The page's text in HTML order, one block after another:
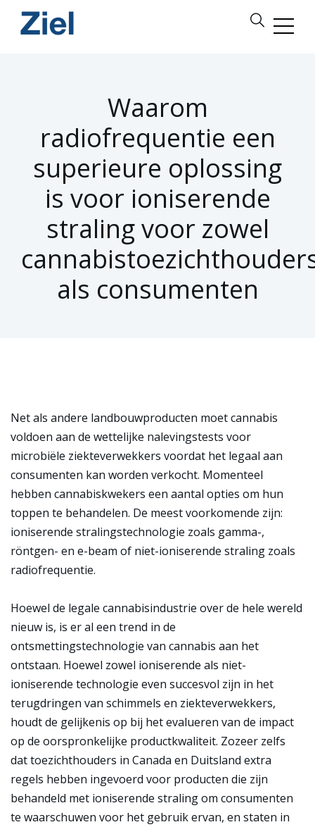
Waarom
radiofrequentie een
superieure oplossing
is voor ioniserende
straling voor zowel
als consumenten
Net als andere landbouwproducten moet cannabis
voldoen aan de wettelijke nalevingstests voor
microbiële ziekteverwekkers voordat het legaal aan
consumenten kan worden verkocht. Momenteel
hebben cannabiskwekers een aantal opties om hun
toppen te behandelen. De meest voorkomende zijn:
ioniserende stralingstechnologie zoals gamma-,
röntgen- en e-beam of niet-ioniserende straling zoals
radiofrequentie.
Hoewel de legale cannabisindustrie over de hele wereld
nieuw is, is er al een trend in de
ontsmettingstechnologie van cannabis aan het
ontstaan. Hoewel zowel ioniserende als niet-
ioniserende technologie even succesvol zijn in het
terugdringen van schimmels en ziekteverwekkers,
houdt de gelijkenis op bij het evalueren van de impact
op de oorspronkelijke productkwaliteit. Zozeer zelfs
dat toezichthouders in Canada en Duitsland extra
regels hebben ingevoerd voor producten die zijn
behandeld met ioniserende straling om consumenten
te waarschuwen voor het gebruik ervan, en staten in